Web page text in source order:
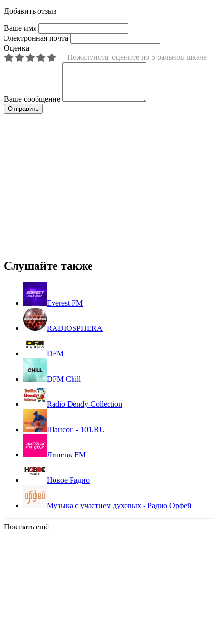
Добавить отзыв
Ваше имя
Электронная почта
Оценка
Пожалуйста, оцените по 5 бальной шкале
Ваше сообщение
Слушайте также
Everest FM
RADIOSPHERA
DFM
DFM Chill
Radio Dendy-Collection
Шансон - 101.RU
Липецк FM
Новое Радио
Музыка с участием духовых - Радио Орфей
Показать ещё